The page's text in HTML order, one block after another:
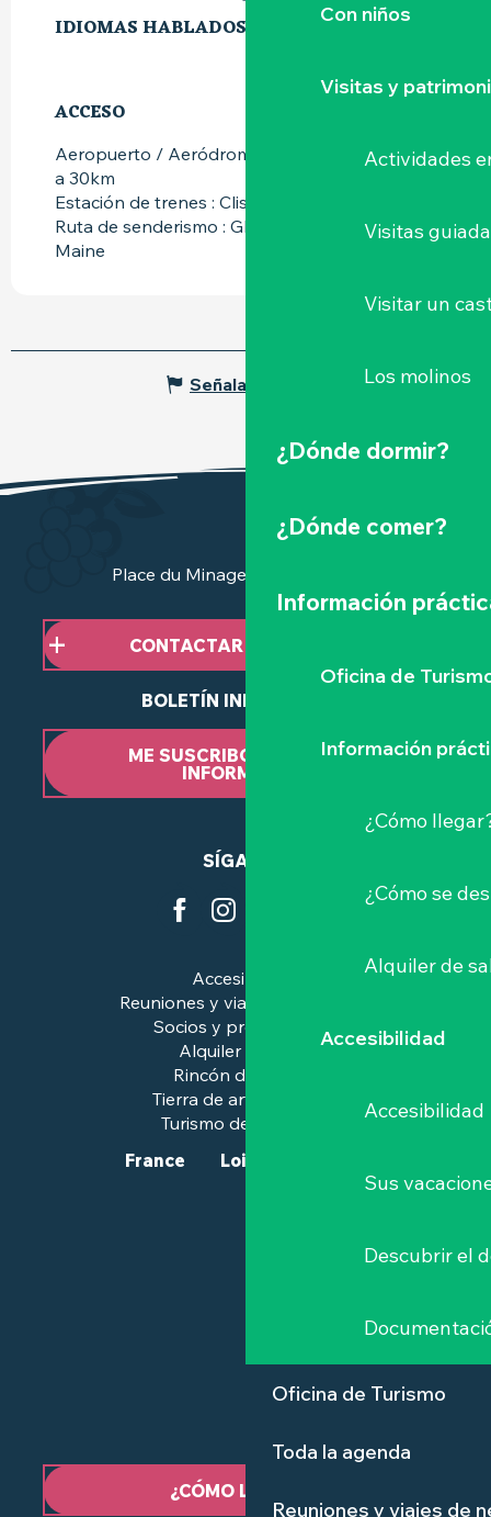
Con niños
Visitas y
Actividades
Visitas
Visitar un
Los molinos
¿Dónde dormir?
¿Dónde comer?
Información
Oficina de
Información
¿Cómo
¿Cómo se
Alquiler de
Accesibilidad
Accesibilidad
Sus
Descubrir el
Oficina de Turismo
Toda la agenda
Reuniones y viajes de
IDIOMAS HABLADOS
IDIOMAS HABLADOS
ACCESO
ACCESO
Aeropuerto / Aeródromo : Nantes Atlantique
a 30km
Estación de trenes : Clisson a 1km
Ruta de senderismo : GR de Pays Sèvre et
Maine
Señalar un error
Place du Minage - 44190 Clisson
CONTACTAR CON NOSOTROS
BOLETÍN INFORMATIVO
ME SUSCRIBO AL BOLETÍN
INFORMATIVO
SÍGANOS
Accesibilidad
Reuniones y viajes de negocios
Socios y profesionales
Alquiler de salas
Rincón de prensa
Tierra de arte e historia
Turismo de calidad™.
¿CÓMO LLEGAR?
France Loire-Atlantique